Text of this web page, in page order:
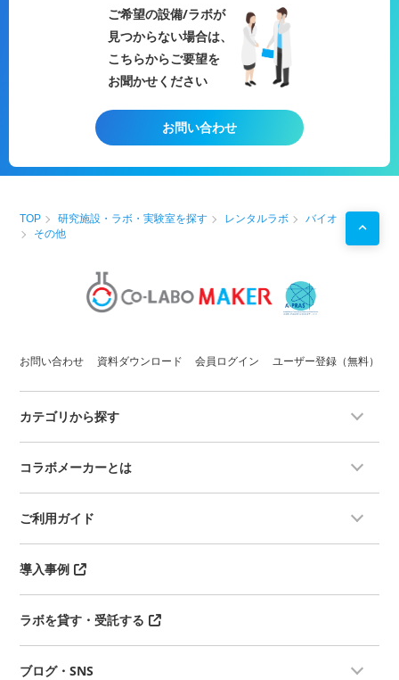
ご希望の設備/ラボが
見つからない場合は、
こちらからご要望を
お聞かせください
お問い合わせ
TOP 研究施設・ラボ・実験室を探す レンタルラボ
バイオ
その他
お問い合わせ 資料ダウンロード 会員ログイン ユーザー登録（無料）
カテゴリから探す
コラボメーカーとは
ご利用ガイド
導入事例
ラボを貸す・受託する
ブログ・SNS